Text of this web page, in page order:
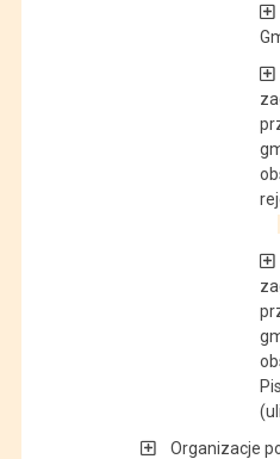
Organizacje